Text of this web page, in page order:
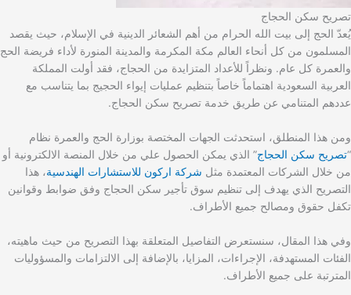
تصريح سكن الحجاج
يُعدّ الحج إلى بيت الله الحرام من أهم الشعائر الدينية في الإسلام، حيث يقصد
المسلمون من كل أنحاء العالم مكة المكرمة والمدينة المنورة لأداء فريضة الحج
والعمرة كل عام. ونظراً للأعداد المتزايدة من الحجاج، فقد أولت المملكة
العربية السعودية اهتماماً خاصاً بتنظيم عمليات إيواء الحجيج بما يتناسب مع
عددهم المتنامي عن طريق خدمة تصريح سكن الحجاج.
ومن هذا المنطلق، استحدثت الجهات المختصة بوزارة الحج والعمرة نظام
“تصريح سكن الحجاج” الذي يمكن الحصول علي من خلال المنصة الالكترونية أو
من خلال الشركات المعتمدة مثل شركة اركون للاستشارات الهندسية، هذا
التصريح الذي يهدف إلى تنظيم سوق تأجير سكن الحجاج وفق ضوابط وقوانين
تكفل حقوق ومصالح جميع الأطراف.
وفي هذا المقال، سنستعرض التفاصيل المتعلقة بهذا التصريح من حيث ماهيته،
الفئات المستهدفة، الإجراءات، المزايا، بالإضافة إلى الالتزامات والمسؤوليات
المترتبة على جميع الأطراف.